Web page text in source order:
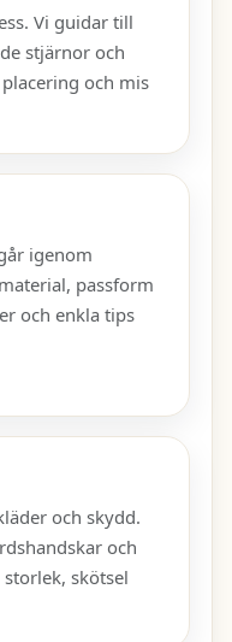
Vi guidar till
stjärnor och
och mis
igenom
passform
och enkla tips
och skydd.
och
skötsel